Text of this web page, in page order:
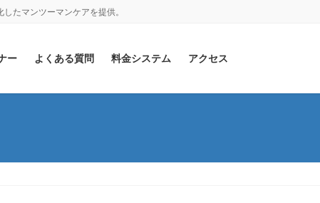
たマンツーマンケアを提供。
ー よくある質問 料金システム アクセス